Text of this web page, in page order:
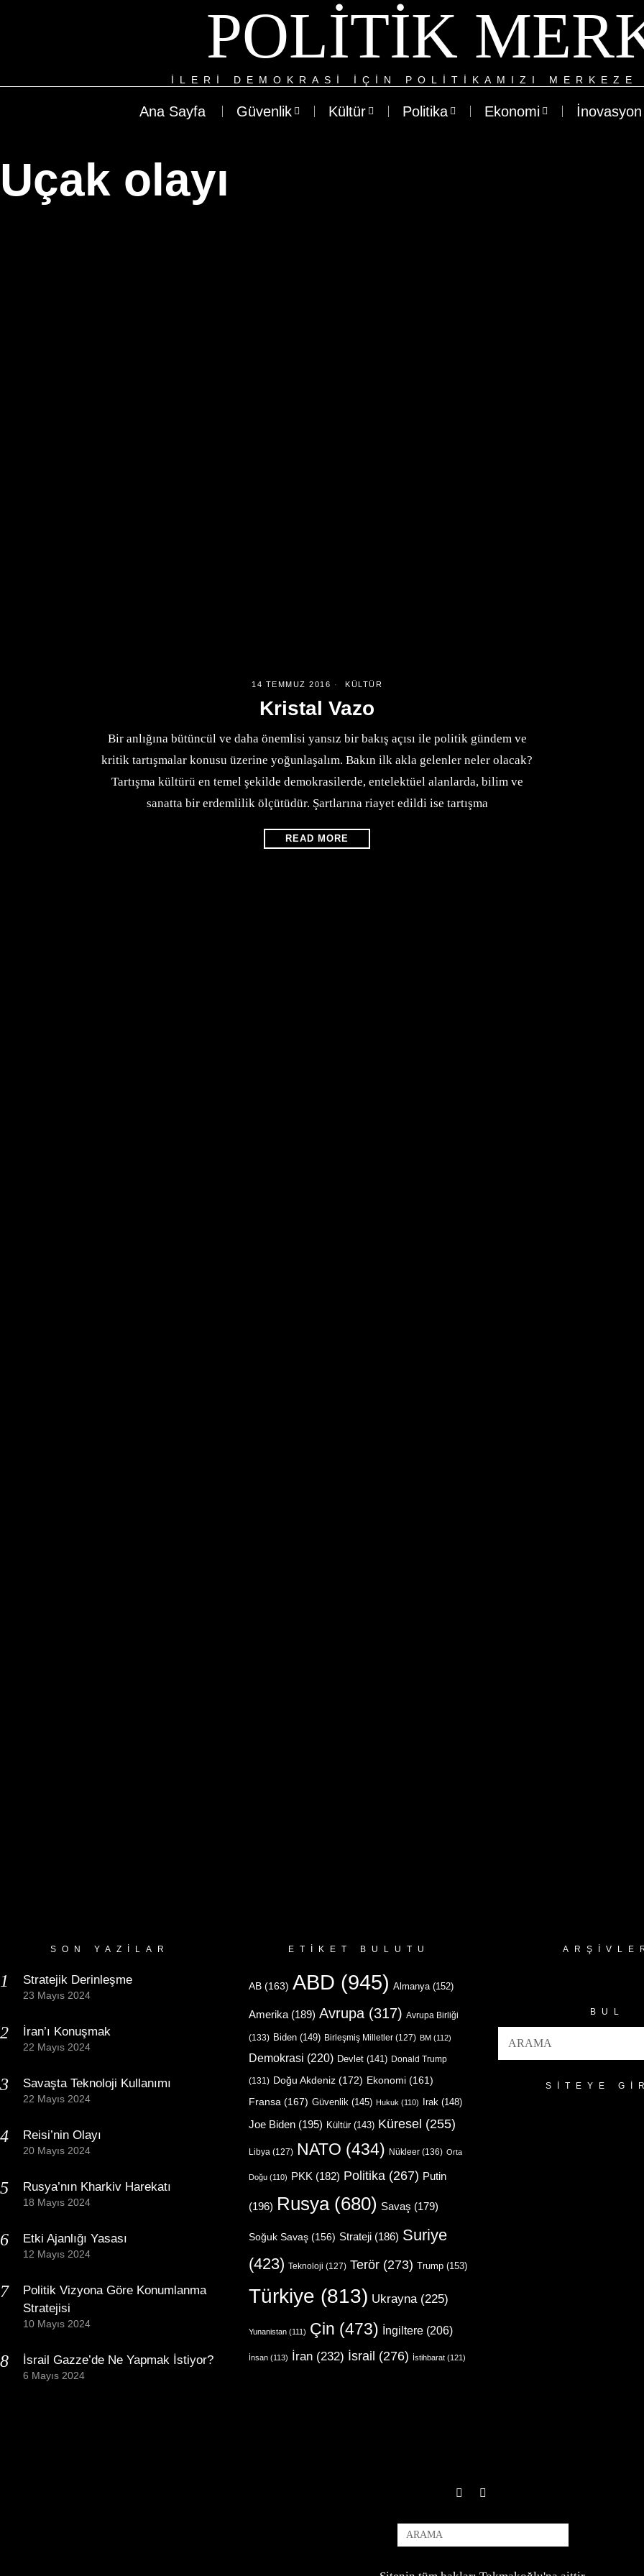
POLITIK
ILERI DEMOKRASI IÇIN POLITIKAMIZI
Ana Sayfa Güvenlik Kültür Politika Ekonomi İnovasyon
Uçak olayı
14 TEMMUZ 2016 KÜLTÜR
Kristal Vazo
Bir anlığına bütüncül ve daha önemlisi yansız bir bakış açısı ile politik gündem ve
kritik tartışmalar konusu üzerine yoğunlaşalım. Bakın ilk akla gelenler neler olacak?
Tartışma kültürü en temel şekilde demokrasilerde, entelektüel alanlarda, bilim ve
sanatta bir erdemlilik ölçütüdür. Şartlarına riayet edildi ise tartışma
READ MORE
SON YAZILAR
Stratejik Derinleşme
23 Mayıs 2024
İran’ı Konuşmak
22 Mayıs 2024
Savaşta Teknoloji Kullanımı
22 Mayıs 2024
Reisi’nin Olayı
20 Mayıs 2024
Rusya’nın Kharkiv Harekatı
18 Mayıs 2024
Etki Ajanlığı Yasası
12 Mayıs 2024
Politik Vizyona Göre Konumlanma
Stratejisi
10 Mayıs 2024
İsrail Gazze’de Ne Yapmak İstiyor?
6 Mayıs 2024
ETIKET BULUTU
AB (163) ABD (945) Almanya(152)
Amerika (189) Avrupa (317) Avrupa Birliği
(133) Biden (149) Birleşmiş Milletler (127) BM (112)
Demokrasi (220) Devlet (141) Donald Trump
(131) Doğu Akdeniz (172) Ekonomi (161)
Fransa (167) Güvenlik (145) Hukuk (110) Irak (148)
Joe Biden (195) Kültür(143) Küresel (255)
Libya (127) NATO (434) Nükleer (136) Orta
Doğu (110) PKK (182) Politika (267) Putin
(196) Rusya(680) Savaş (179)
Soğuk Savaş (156) Strateji (186) Suriye
(423) Teknoloji (127) Terör (273) Trump (153)
Türkiye (813) Ukrayna(225)
Yunanistan (111) Çin (473) İngiltere (206)
İnsan (113) İran (232) İsrail (276) İstihbarat (121)
BUL
SITEYE